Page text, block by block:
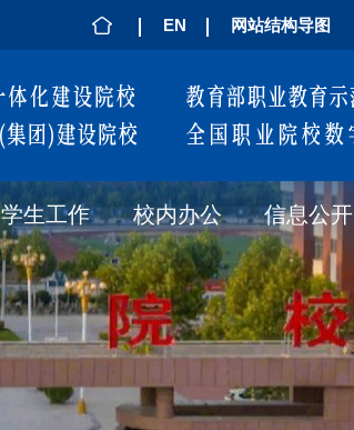
主页 EN 网站结构导图
学生工作 校内办公 信息公开